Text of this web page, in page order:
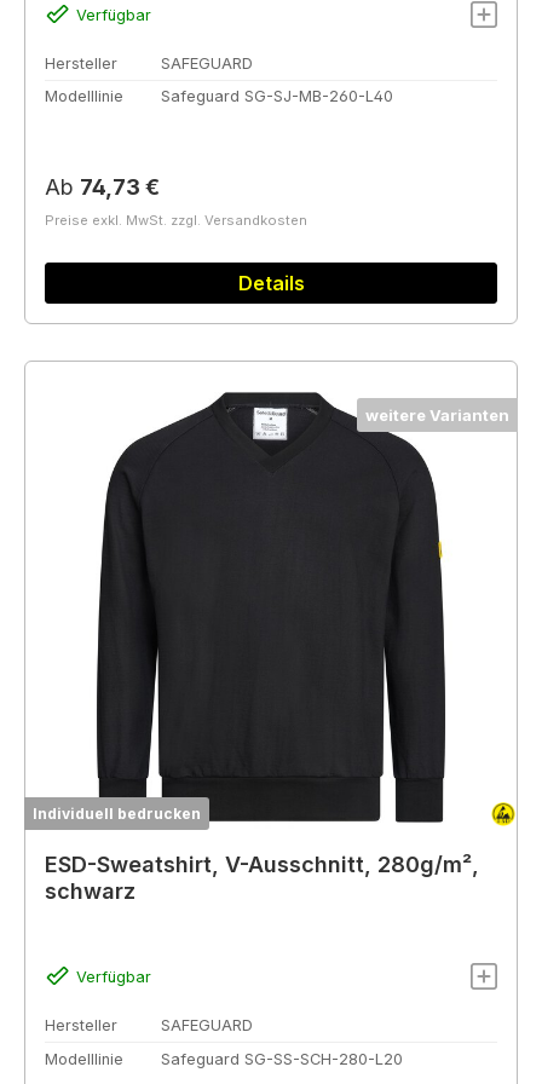
Verfügbar
Hersteller
SAFEGUARD
Modelllinie
Safeguard SG-SJ-MB-260-L40
Regulärer Preis:
Ab 74,73 €
Preise exkl. MwSt. zzgl. Versandkosten
Details
weitere Varianten
Individuell bedrucken
ESD-Sweatshirt, V-Ausschnitt, 280g/m²,
schwarz
Verfügbar
Hersteller
SAFEGUARD
Modelllinie
Safeguard SG-SS-SCH-280-L20